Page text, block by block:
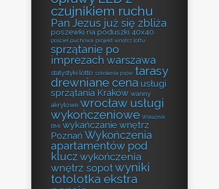
czujnikiem ruchu
Pan Jezus już się zbliża
poszewki na poduszki 40x40
pościel puchowa projekt wnętrz loftu
sprzątanie po
imprezach warszawa
statystyki lotto szkolenia psów tarasy
drewniane cena usługi
sprzątania Kraków wanny
akrylowe wrocław usługi
wykończeniowe Wskaźnik
BMI wykańczanie wnętrz
Poznań Wykończenia
apartamentów pod
klucz wykończenia
wnętrz sopotwyniki
totolotka ekstra